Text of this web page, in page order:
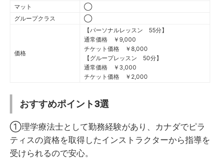
マット
◯
グループクラス
◯
価格
【パーソナルレッスン 55分】
通常価格 ￥9,000
チケット価格 ￥8,000
【グループレッスン 50分】
通常価格 ￥3,000
チケット価格 ￥2,000
おすすめポイント3選
①理学療法士として勤務経験があり、カナダでピラ
ティスの資格を取得したインストラクターから指導を
受けられるので安心。